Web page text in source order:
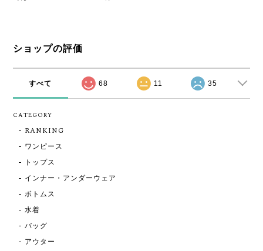
ショップの評価
すべて 68 11 35
CATEGORY
RANKING
ワンピース
トップス
インナー・アンダーウェア
ボトムス
水着
バッグ
アウター